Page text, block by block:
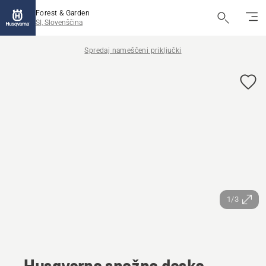
Forest & Garden
SI, Slovenščina
Spredaj nameščeni priključki
1/3